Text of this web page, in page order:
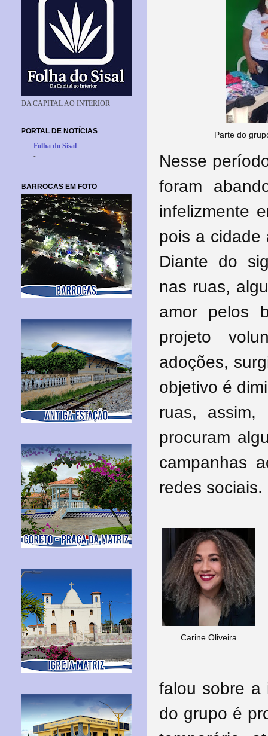
Parte do
Nesse
foram
infelizmente
pois a cidade
Diante do
nas ruas,
amor pelos
projeto
adoções,
objetivo é
ruas,
procuram
campanhas
redes sociais.
Carine Oliveira
falou sobre a
do grupo é
DA CAPITAL AO INTERIOR
PORTAL DE NOTÍCIAS
Folha do Sisal
-
BARROCAS EM FOTO